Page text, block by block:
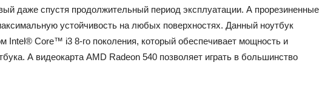
даже спустя продолжительный период эксплуатации. А прорезиненные
устойчивость на любых поверхностях. Данный ноутбук
Intel® Core™ i3 8-го поколения, который обеспечивает мощность и
А видеокарта AMD Radeon 540 позволяет играть в большинство